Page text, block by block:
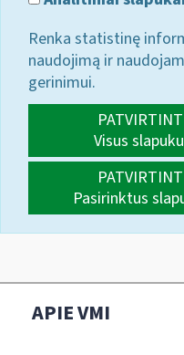
Renka statistinę
naudojimą ir
gerinimui.
Visus
Pasirinktus
APIE VMI